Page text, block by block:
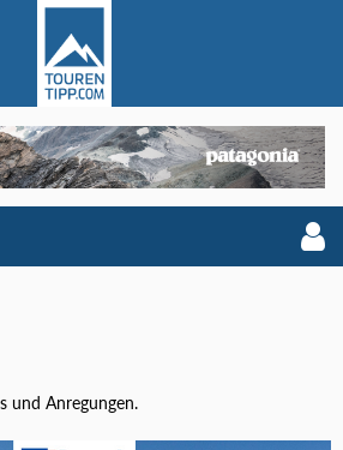
und Anregungen.